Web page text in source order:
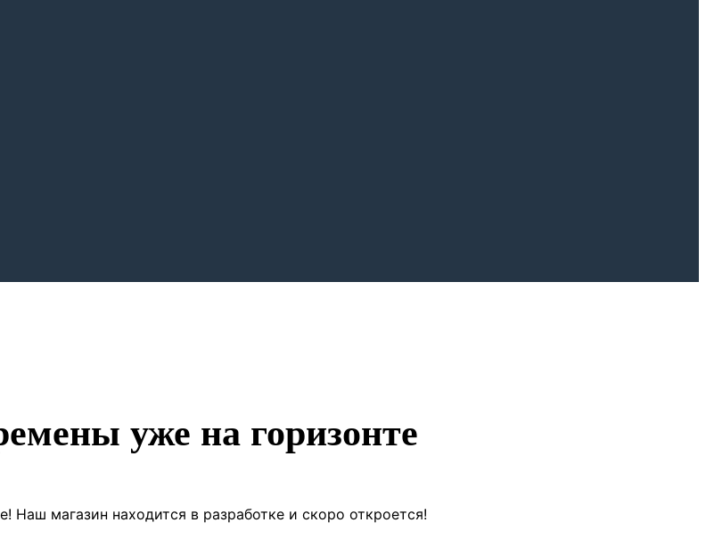
уже на горизонте
Наш магазин находится в разработке и скоро откроется!